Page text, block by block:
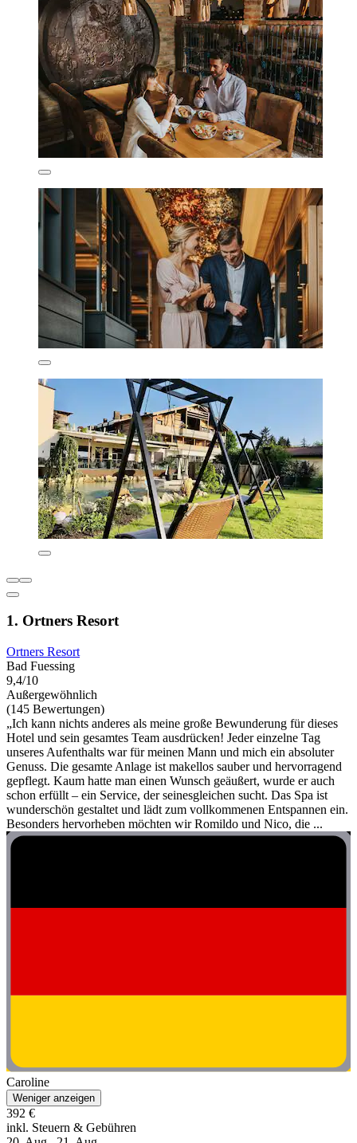
1. Ortners Resort
Ortners Resort
Bad Fuessing
9,4/10
Außergewöhnlich
(145 Bewertungen)
„Ich kann nichts anderes als meine große Bewunderung für dieses
Hotel und sein gesamtes Team ausdrücken! Jeder einzelne Tag
unseres Aufenthalts war für meinen Mann und mich ein absoluter
Genuss. Die gesamte Anlage ist makellos sauber und hervorragend
gepflegt. Kaum hatte man einen Wunsch geäußert, wurde er auch
schon erfüllt – ein Service, der seinesgleichen sucht. Das Spa ist
wunderschön gestaltet und lädt zum vollkommenen Entspannen ein.
Besonders hervorheben möchten wir Romildo und Nico, die ...
Caroline
Weniger anzeigen
392 €
inkl. Steuern & Gebühren